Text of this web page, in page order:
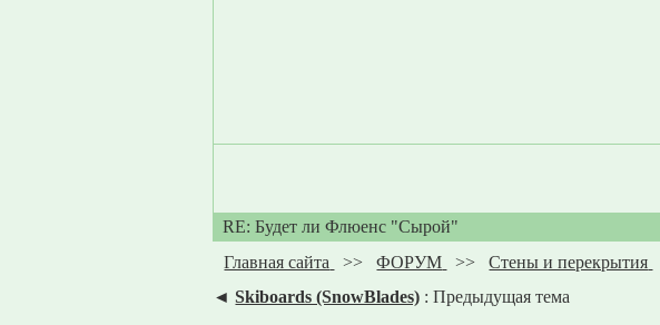
RE: Будет ли Флюенс "Сырой"
Главная сайта
>>ФОРУМ >>Стены и перекрытия
◄Skiboards (SnowBlades) : Предыдущая тема